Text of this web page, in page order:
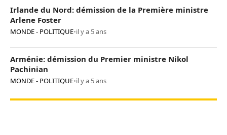
Irlande du Nord: démission de la Première ministre
Arlene Foster
MONDE - POLITIQUE•il y a 5 ans
Arménie: démission du Premier ministre Nikol
Pachinian
MONDE - POLITIQUE•il y a 5 ans